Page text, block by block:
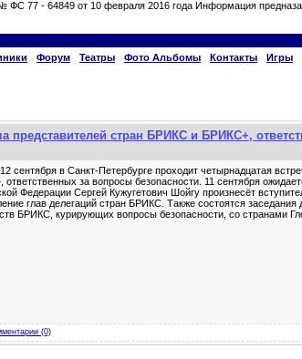
77 - 64849 от 10 февраля 2016 года Информация
Форум Театры Фото Альбомы Контакты Игры
представителей стран БРИКС и БРИКС+,
сентября в Санкт-Петербурге проходит четырнадцатая
за вопросы безопасности. 11 сентября
Федерации Сергей Кужугетович Шойгу произнесёт
глав делегаций стран БРИКС. Также состоятся заседания
БРИКС, курирующих вопросы безопасности, со странами
(0)